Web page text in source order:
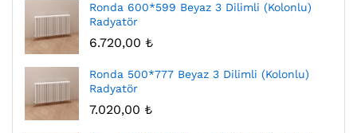
Ronda 600*599 Beyaz 3 Dilimli (Kolonlu)
Radyatör
6.720,00 ₺
Ronda 500*777 Beyaz 3 Dilimli (Kolonlu)
Radyatör
7.020,00 ₺